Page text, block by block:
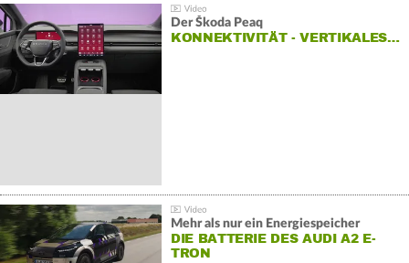
Der Škoda Peaq
KONNEKTIVITÄT - VERTIKALES…
Mehr als nur ein Energiespeicher
DIE BATTERIE DES AUDI A2 E-
TRON